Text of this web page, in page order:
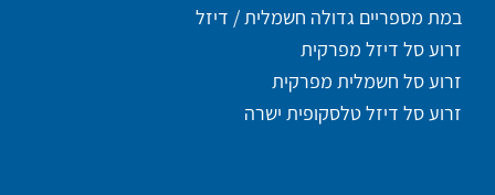
במת מספריים גדולה חשמלית / דיזל
זרוע סל דיזל מפרקית
זרוע סל חשמלית מפרקית
זרוע סל דיזל טלסקופית ישרה